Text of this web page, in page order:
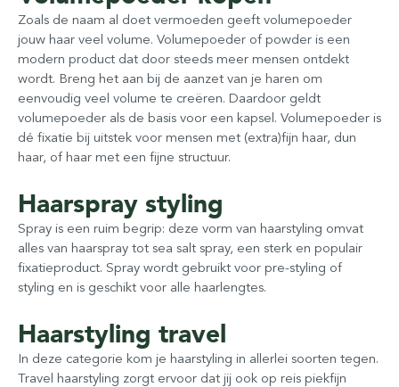
Zoals de naam al doet vermoeden geeft volumepoeder
jouw haar veel volume. Volumepoeder of powder is een
modern product dat door steeds meer mensen ontdekt
wordt. Breng het aan bij de aanzet van je haren om
eenvoudig veel volume te creëren. Daardoor geldt
volumepoeder als de basis voor een kapsel. Volumepoeder is
dé fixatie bij uitstek voor mensen met (extra)fijn haar, dun
haar, of haar met een fijne structuur.
Haarspray styling
Spray is een ruim begrip: deze vorm van haarstyling omvat
alles van haarspray tot sea salt spray, een sterk en populair
fixatieproduct. Spray wordt gebruikt voor pre-styling of
styling en is geschikt voor alle haarlengtes.
Haarstyling travel
In deze categorie kom je haarstyling in allerlei soorten tegen.
Travel haarstyling zorgt ervoor dat jij ook op reis piekfijn